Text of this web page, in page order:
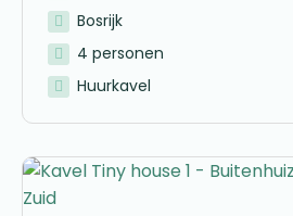
Bosrijk
4 personen
Huurkavel